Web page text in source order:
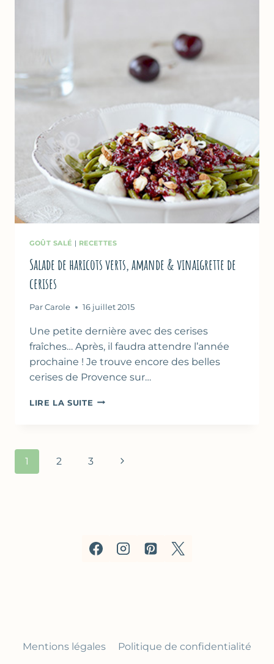
GOÛT SALÉ | RECETTES
Salade de haricots verts, amande & vinaigrette de
cerises
Par Carole 16 juillet 2015
Une petite dernière avec des cerises
fraîches… Après, il faudra attendre l’année
prochaine ! Je trouve encore des belles
cerises de Provence sur…
LIRE LA SUITE SALADE
&
Navigation
de
1 2 3
Page
Mentions légales Politique de confidentialité